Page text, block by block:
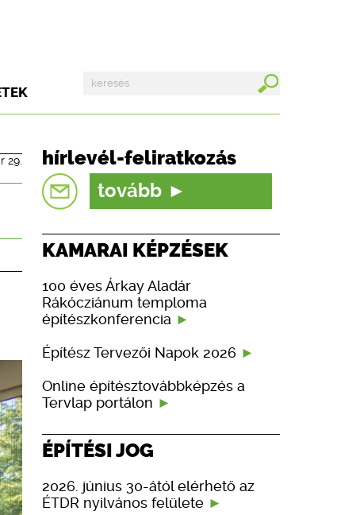
29. hírlevél-feliratkozás
tovább
KAMARAI KÉPZÉSEK
100 éves Árkay Aladár
Rákócziánum temploma
építészkonferencia
Építész Tervezői Napok 2026
Online építésztovábbképzés a
Tervlap portálon
ÉPÍTÉSI JOG
2026. június 30-ától elérhető az
ÉTDR nyilvános felülete